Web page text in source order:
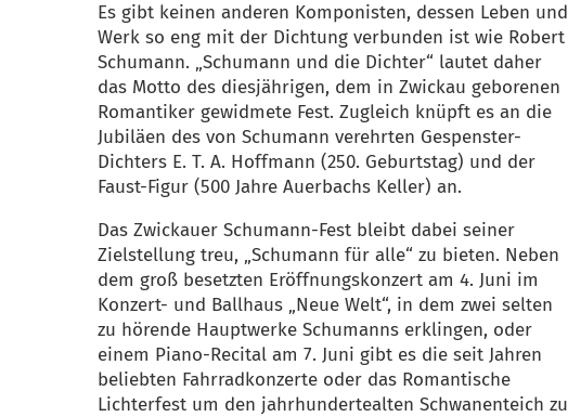
Es gibt keinen anderen Komponisten, dessen Leben und
Werk so eng mit der Dichtung verbunden ist wie Robert
Schumann. „Schumann und die Dichter“ lautet daher
das Motto des diesjährigen, dem in Zwickau geborenen
Romantiker gewidmete Fest. Zugleich knüpft es an die
Jubiläen des von Schumann verehrten Gespenster-
Dichters E. T. A. Hoffmann (250. Geburtstag) und der
Faust-Figur (500 Jahre Auerbachs Keller) an.
Das Zwickauer Schumann-Fest bleibt dabei seiner
Zielstellung treu, „Schumann für alle“ zu bieten. Neben
dem groß besetzten Eröffnungskonzert am 4. Juni im
Konzert- und Ballhaus „Neue Welt“, in dem zwei selten
zu hörende Hauptwerke Schumanns erklingen, oder
einem Piano-Recital am 7. Juni gibt es die seit Jahren
beliebten Fahrradkonzerte oder das Romantische
Lichterfest um den jahrhundertealten Schwanenteich zu